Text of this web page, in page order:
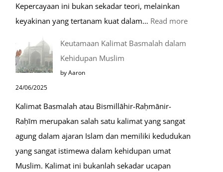
Kepercayaan ini bukan sekadar teori, melainkan
keyakinan yang tertanam kuat dalam… Read more:
Keutamaan Kalimat Basmalah dalam
Kehidupan Muslim
by Aaron
24/06/2025
Kalimat Basmalah atau Bismillāhir-Raḥmānir-
Raḥīm merupakan salah satu kalimat yang sangat
agung dalam ajaran Islam dan memiliki kedudukan
yang sangat istimewa dalam kehidupan umat
Muslim. Kalimat ini bukanlah sekadar ucapan